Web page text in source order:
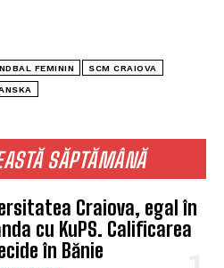
SĂPTĂMÂNĂ
Craiova, egal în
cu KuPS. Calificarea
în Bănie
FEMININ SCM CRAIOVA